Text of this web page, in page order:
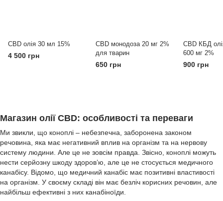
CBD олія 30 мл 15%
4 500 грн
CBD монодоза 20 мг 2%
для тварин
650 грн
СBD КБД
600 мг 2%
900 грн
Магазин олії CBD: особливості та переваги
Ми звикли, що коноплі – небезпечна, заборонена законом
речовина, яка має негативний вплив на організм та на нервову
систему людини. Але це не зовсім правда. Звісно, коноплі можуть
нести серйозну шкоду здоров’ю, але це не стосується медичного
канабісу. Відомо, що медичний канабіс має позитивні властивості
на організм. У своєму складі він має безліч корисних речовин, але
найбільш ефективні з них канабіноїди.